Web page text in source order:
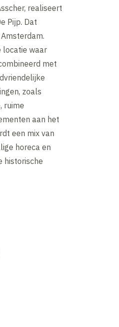
realiseert
Pijp. Dat
locatie waar
met
zoals
ruime
aan het
een mix van
horeca en
historische